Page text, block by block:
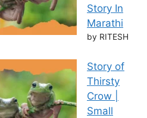
Story In
Marathi
by RITESH
Story of
Thirsty
Crow |
Small